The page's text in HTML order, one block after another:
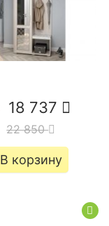
18 737
22 850
В корзину